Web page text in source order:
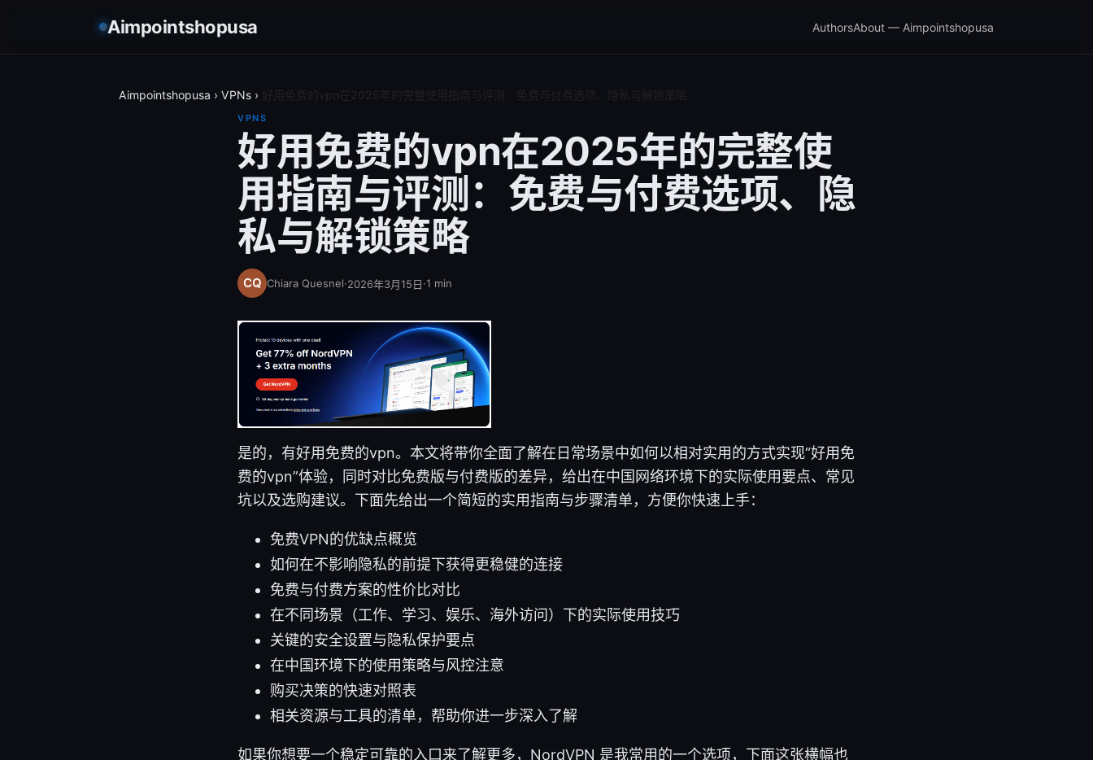
Aimpointshopusa AuthorsAbout — Aimpointshopusa
Aimpointshopusa › VPNs ›
VPNS
好用免费的vpn在2025年的完整使
用指南与评测：免费与付费选项、隐
私与解锁策略
Chiara Quesnel·2026年3月15日·1 min
是的，有好用免费的vpn。本文将带你全面了解在日常场景中如何以相对实用的方式实现“好用免
费的vpn”体验，同时对比免费版与付费版的差异，给出在中国网络环境下的实际使用要点、常见
坑以及选购建议。下面先给出一个简短的实用指南与步骤清单，方便你快速上手：
免费VPN的优缺点概览
如何在不影响隐私的前提下获得更稳健的连接
免费与付费方案的性价比对比
在不同场景（工作、学习、娱乐、海外访问）下的实际使用技巧
关键的安全设置与隐私保护要点
在中国环境下的使用策略与风控注意
购买决策的快速对照表
相关资源与工具的清单，帮助你进一步深入了解
如果你想要一个稳定可靠的入口来了解更多，NordVPN 是我常用的一个选项，下面这张横幅也